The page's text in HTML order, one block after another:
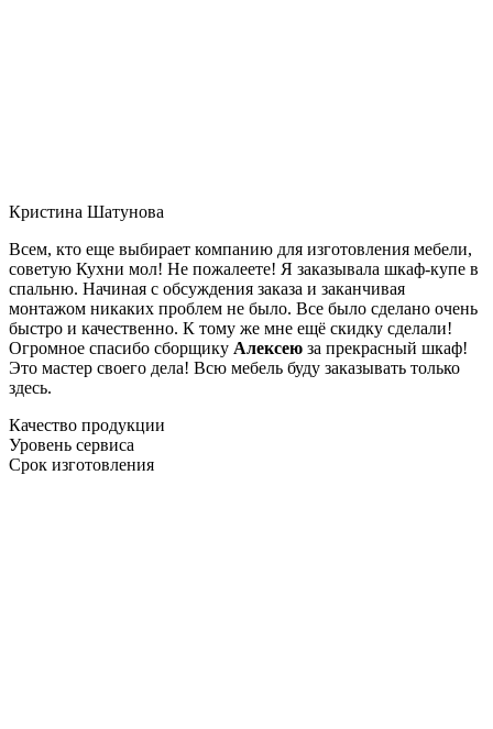
Кристина Шатунова
Всем, кто еще выбирает компанию для изготовления мебели,
советую Кухни мол! Не пожалеете! Я заказывала шкаф-купе в
спальню. Начиная с обсуждения заказа и заканчивая
монтажом никаких проблем не было. Все было сделано очень
быстро и качественно. К тому же мне ещё скидку сделали!
Огромное спасибо сборщику Алексею за прекрасный шкаф!
Это мастер своего дела! Всю мебель буду заказывать только
здесь.
Качество продукции
Уровень сервиса
Срок изготовления